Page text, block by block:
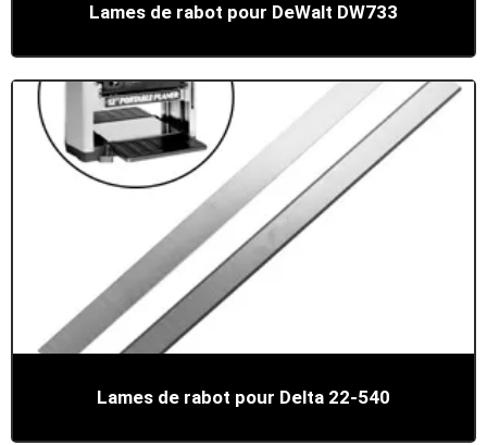
Lames de rabot pour DeWalt DW733
Lames de rabot pour Delta 22-540